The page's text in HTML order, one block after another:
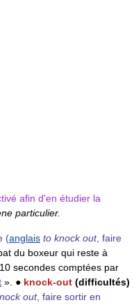
afin d'en étudier la
particulier.
(anglais to knock out, faire
du boxeur qui reste à
secondes comptées par
». ● knock-out (difficultés)
out, faire sortir en